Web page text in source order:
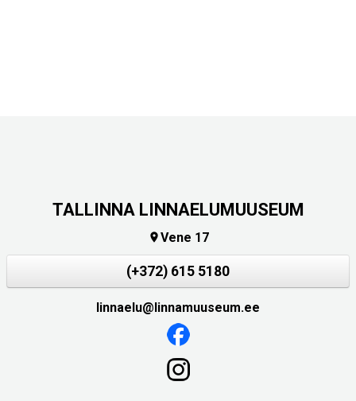
TALLINNA LINNAELUMUUSEUM
Vene 17
(+372) 615 5180
linnaelu@linnamuuseum.ee